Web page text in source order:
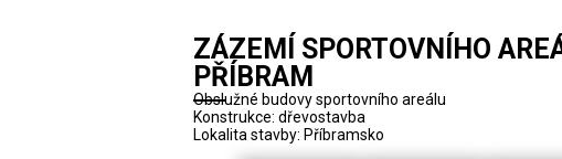
ZÁZEMÍ SPORTOVNÍHO
PŘÍBRAM
Obslužné budovy sportovního areálu
Konstrukce: dřevostavba
Lokalita stavby: Příbramsko